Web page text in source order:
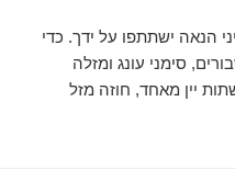
הנאה ישתתפו על ידך. כדי
סימני עונג ומזלה
יין מאחד, חוזה מזל